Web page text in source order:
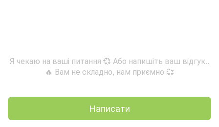
Я чекаю на ваші питання 💞 Або напишіть ваш відгук..
🔥 Вам не складно, нам приємно 💞
Написати